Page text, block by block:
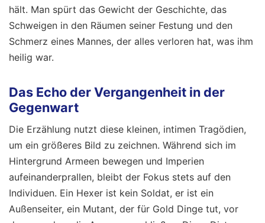
hält. Man spürt das Gewicht der Geschichte, das
Schweigen in den Räumen seiner Festung und den
Schmerz eines Mannes, der alles verloren hat, was ihm
heilig war.
Das Echo der Vergangenheit in der
Gegenwart
Die Erzählung nutzt diese kleinen, intimen Tragödien,
um ein größeres Bild zu zeichnen. Während sich im
Hintergrund Armeen bewegen und Imperien
aufeinanderprallen, bleibt der Fokus stets auf den
Individuen. Ein Hexer ist kein Soldat, er ist ein
Außenseiter, ein Mutant, der für Gold Dinge tut, vor